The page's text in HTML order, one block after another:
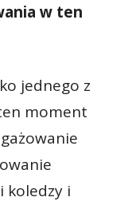
w ten
jednego z
moment
koledzy i